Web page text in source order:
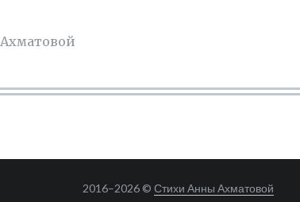
2016–2026 © Стихи Анны Ахматовой